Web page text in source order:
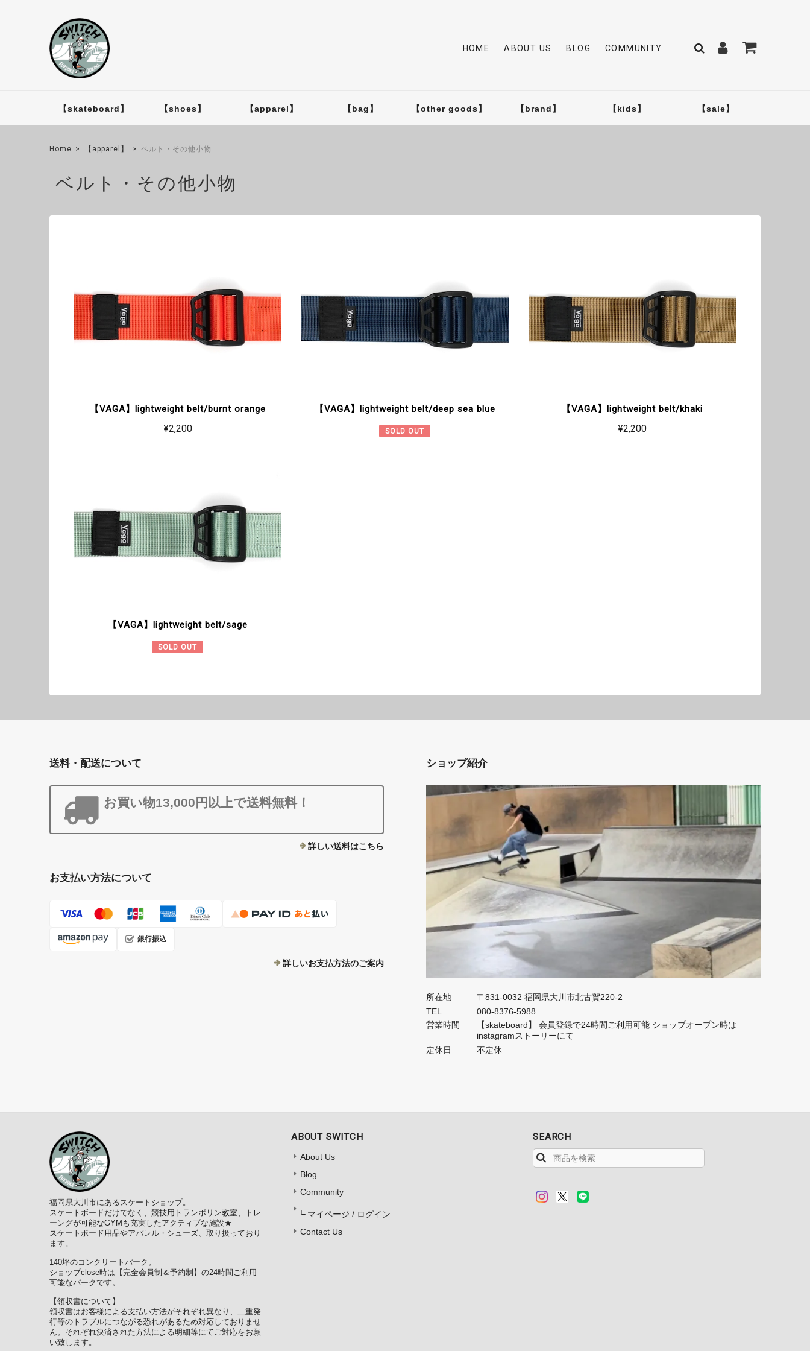
HOME ABOUT US BLOG COMMUNITY
【skateboard】 【shoes】 【apparel】 【bag】 【other goods】 【brand】 【kids】 【sale】
Home 【apparel】 ベルト・その他小物
ベルト・その他小物
【VAGA】lightweight belt/burnt orange
¥2,200
【VAGA】lightweight belt/deep sea blue
SOLD OUT
【VAGA】lightweight belt/khaki
¥2,200
【VAGA】lightweight belt/sage
SOLD OUT
送料・配送について
お買い物13,000円以上で送料無料！
詳しい送料はこちら
お支払い方法について
銀行振込
詳しいお支払方法のご案内
ショップ紹介
所在地
〒831-0032 福岡県大川市北古賀220-2
TEL
080-8376-5988
営業時間
【skateboard】 会員登録で24時間ご利用可能 ショップオープン時は
instagramストーリーにて
定休日
不定休
福岡県大川市にあるスケートショップ。
スケートボードだけでなく、競技用トランポリン教室、トレ
ーングが可能なGYMも充実したアクティブな施設★
スケートボード用品やアパレル・シューズ、取り扱っており
ます。
140坪のコンクリートパーク。
ショップclose時は【完全会員制＆予約制】の24時間ご利用
可能なパークです。
【領収書について】
領収書はお客様による支払い方法がそれぞれ異なり、二重発
行等のトラブルにつながる恐れがあるため対応しておりませ
ん。それぞれ決済された方法による明細等にてご対応をお願
い致します。
ABOUT SWITCH
About Us
Blog
Community
マイページ / ログイン
Contact Us
SEARCH